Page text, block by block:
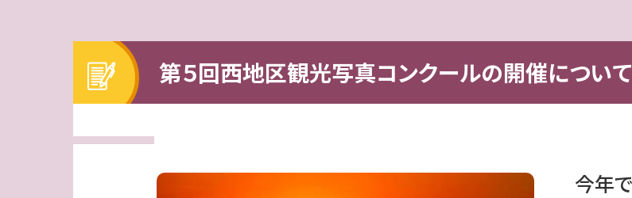
第５回西地区観光写真コンクールの開催について
今年